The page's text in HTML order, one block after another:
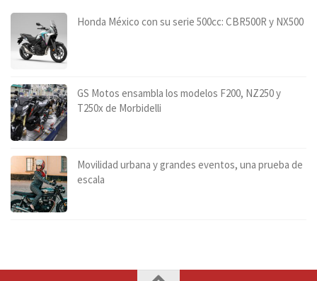
Honda México con su serie 500cc: CBR500R y NX500
GS Motos ensambla los modelos F200, NZ250 y
T250x de Morbidelli
Movilidad urbana y grandes eventos, una prueba de
escala